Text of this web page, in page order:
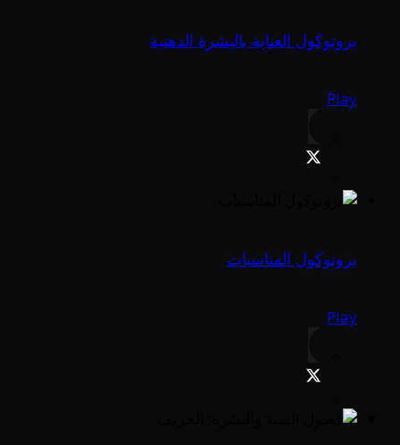
بروتوكول العناية بالبشرة الدهنية
Play
بروتوكول المناسبات
Play